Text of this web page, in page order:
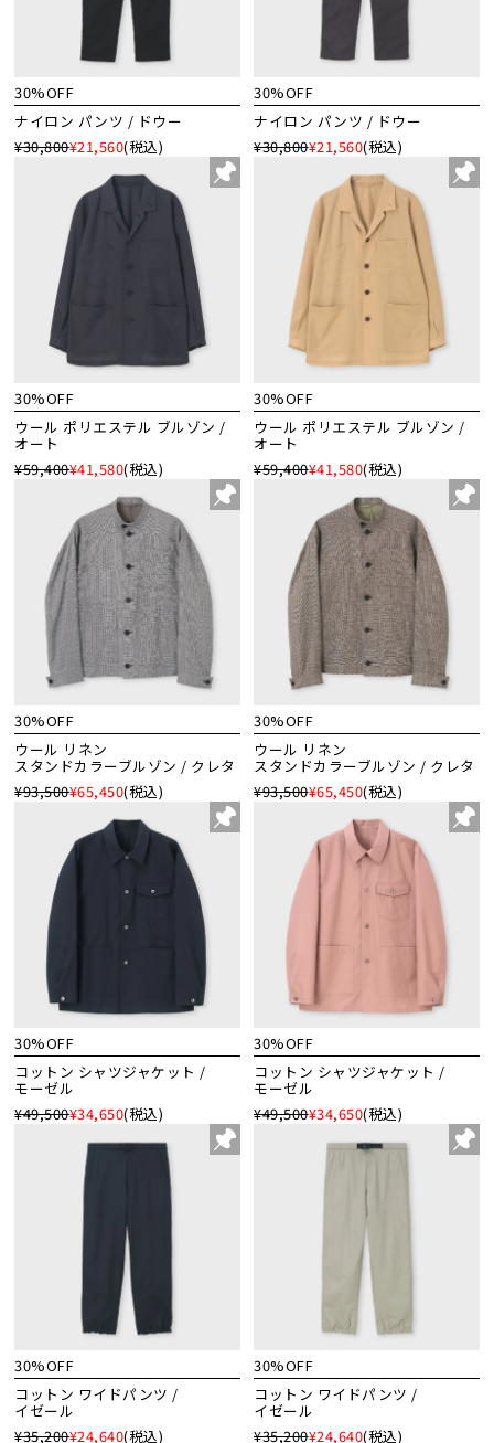
30%OFF
ナイロン パンツ / ドウー
¥30,800¥21,560(税込)
30%OFF
ナイロン パンツ / ドウー
¥30,800¥21,560(税込)
30%OFF
ウール ポリエステル ブルゾン /
オート
¥59,400¥41,580(税込)
30%OFF
ウール ポリエステル ブルゾン /
オート
¥59,400¥41,580(税込)
30%OFF
ウール リネン
スタンドカラーブルゾン / クレタ
¥93,500¥65,450(税込)
30%OFF
ウール リネン
スタンドカラーブルゾン / クレタ
¥93,500¥65,450(税込)
30%OFF
コットン シャツジャケット /
モーゼル
¥49,500¥34,650(税込)
30%OFF
コットン シャツジャケット /
モーゼル
¥49,500¥34,650(税込)
30%OFF
コットン ワイドパンツ /
イゼール
¥35,200¥24,640(税込)
30%OFF
コットン ワイドパンツ /
イゼール
¥35,200¥24,640(税込)